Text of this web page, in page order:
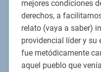
mejores condiciones
derechos, a
relato (vaya a saber)
providencial líder y su
fue metódicamente
aquel pueblo que